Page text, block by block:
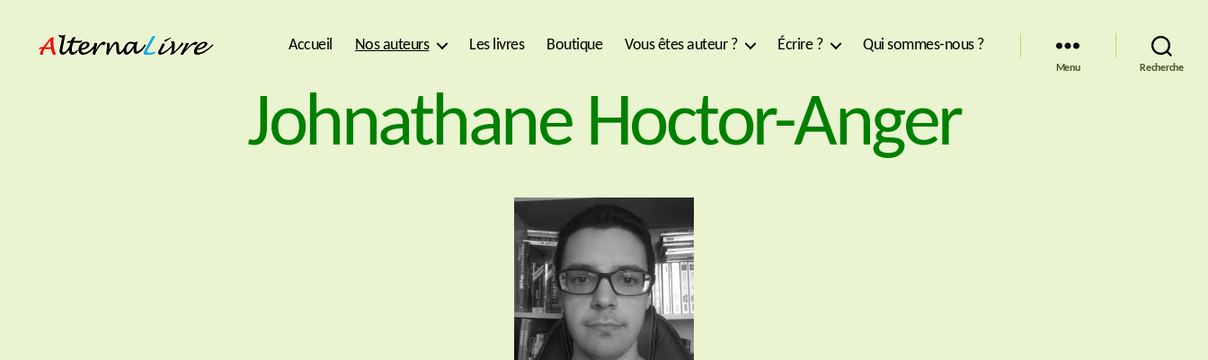
Accueil Nos auteurs Les livres Boutique Vous êtes auteur ? Écrire ? Qui sommes-nous ?
Menu Recherche
Johnathane Hoctor-Anger